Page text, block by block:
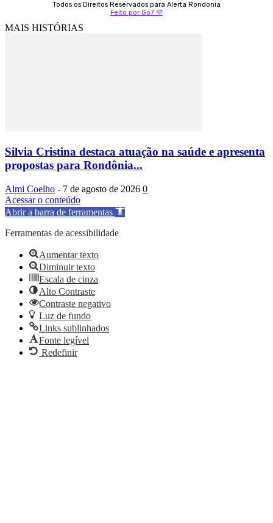
Todos os Direitos Reservados para Alerta Rondonia
Feito por Go7 💜
MAIS HISTÓRIAS
Silvia Cristina destaca atuação na saúde e apresenta
propostas para Rondônia...
Almi Coelho - 7 de agosto de 2026 0
Acessar o conteúdo
Abrir a barra de ferramentas
Ferramentas de acessibilidade
Aumentar texto
Diminuir texto
Escala de cinza
Alto Contraste
Contraste negativo
Luz de fundo
Links sublinhados
Fonte legível
Redefinir